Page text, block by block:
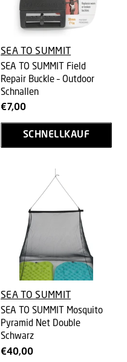
SEA TO SUMMIT
SEA TO SUMMIT Field
Repair Buckle – Outdoor
Schnallen
€7,00
SCHNELLKAUF
SEA TO SUMMIT
SEA TO SUMMIT Mosquito
Pyramid Net Double
Schwarz
€40,00